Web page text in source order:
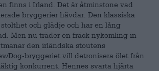
finns i Irland. Det är åtminstone vad
bryggerier hävdar. Den klassiska
och glädje och har en lång
Men nu träder en fräck nykomling in
den irländska stoutens
bryggeriet vill detronisera ölet från
konkurrent. Hennes svarta hjärta